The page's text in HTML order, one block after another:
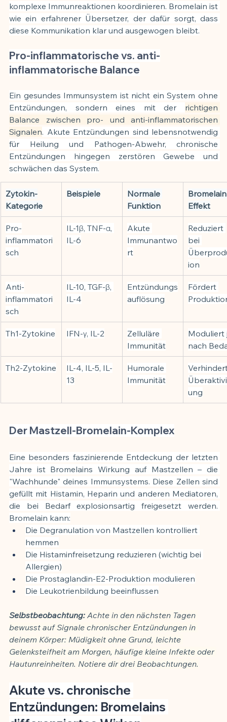
komplexe Immunreaktionen koordinieren. Bromelain ist
wie ein erfahrener Übersetzer, der dafür sorgt, dass
diese Kommunikation klar und ausgewogen bleibt.
Pro-inflammatorische vs. anti-
inflammatorische Balance
Ein gesundes Immunsystem ist nicht ein System ohne
Entzündungen, sondern eines mit der richtigen
Balance zwischen pro- und anti-inflammatorischen
Signalen. Akute Entzündungen sind lebensnotwendig
für Heilung und Pathogen-Abwehr, chronische
Entzündungen hingegen zerstören Gewebe und
schwächen das System.
Zytokin-
Kategorie
Beispiele
Normale
Funktion
Effekt
Pro-
inflammatori
sch
IL-1β, TNF-α,
IL-6
Akute
Immunantwo
rt
Reduziert
bei
ion
Anti-
inflammatori
sch
IL-10, TGF-β,
IL-4
Entzündungs
auflösung
Fördert
Th1-Zytokine IFN-γ, IL-2
Zelluläre
Immunität
Moduliert
nach
Th2-Zytokine
IL-4, IL-5, IL-
13
Humorale
Immunität
ung
Der Mastzell-Bromelain-Komplex
Eine besonders faszinierende Entdeckung der letzten
Jahre ist Bromelains Wirkung auf Mastzellen – die
"Wachhunde" deines Immunsystems. Diese Zellen sind
gefüllt mit Histamin, Heparin und anderen Mediatoren,
die bei Bedarf explosionsartig freigesetzt werden.
Bromelain kann:
Die Degranulation von Mastzellen kontrolliert
hemmen
Die Histaminfreisetzung reduzieren (wichtig bei
Allergien)
Die Prostaglandin-E2-Produktion modulieren
Die Leukotrienbildung beeinflussen
Selbstbeobachtung: Achte in den nächsten Tagen
bewusst auf Signale chronischer Entzündungen in
deinem Körper: Müdigkeit ohne Grund, leichte
Gelenksteifheit am Morgen, häufige kleine Infekte oder
Hautunreinheiten. Notiere dir drei Beobachtungen.
Akute vs. chronische
Entzündungen: Bromelains